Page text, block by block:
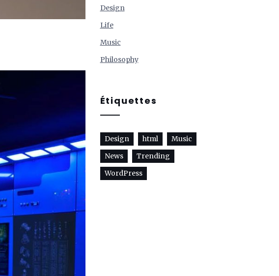
Design
Life
Music
Philosophy
Étiquettes
Design html
Music
News
Trending
WordPress